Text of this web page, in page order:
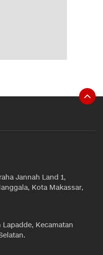
Jannah Land 1,
Kota Makassar,
Kecamatan